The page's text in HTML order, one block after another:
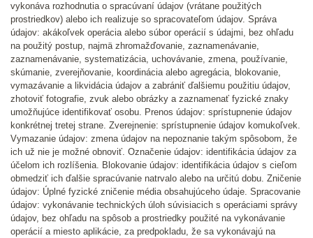
vykonáva rozhodnutia o spracúvaní údajov (vrátane použitých
prostriedkov) alebo ich realizuje so spracovateľom údajov. Správa
údajov: akákoľvek operácia alebo súbor operácií s údajmi, bez ohľadu
na použitý postup, najmä zhromažďovanie, zaznamenávanie,
zaznamenávanie, systematizácia, uchovávanie, zmena, používanie,
skúmanie, zverejňovanie, koordinácia alebo agregácia, blokovanie,
vymazávanie a likvidácia údajov a zabrániť ďalšiemu použitiu údajov,
zhotoviť fotografie, zvuk alebo obrázky a zaznamenať fyzické znaky
umožňujúce identifikovať osobu. Prenos údajov: sprístupnenie údajov
konkrétnej tretej strane. Zverejnenie: sprístupnenie údajov komukoľvek.
Vymazanie údajov: zmena údajov na nepoznanie takým spôsobom, že
ich už nie je možné obnoviť. Označenie údajov: identifikácia údajov za
účelom ich rozlíšenia. Blokovanie údajov: identifikácia údajov s cieľom
obmedziť ich ďalšie spracúvanie natrvalo alebo na určitú dobu. Zničenie
údajov: Úplné fyzické zničenie média obsahujúceho údaje. Spracovanie
údajov: vykonávanie technických úloh súvisiacich s operáciami správy
údajov, bez ohľadu na spôsob a prostriedky použité na vykonávanie
operácií a miesto aplikácie, za predpokladu, že sa vykonávajú na